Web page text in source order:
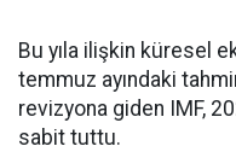
Bu yıla ilişkin küresel
temmuz ayındaki
revizyona giden IMF,
sabit tuttu.